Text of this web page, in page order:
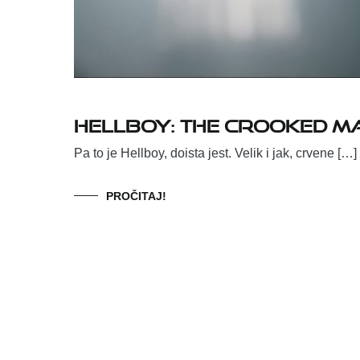
Hellboy: The Crooked
Pa to je Hellboy, doista jest. Velik i jak, crvene […]
PROČITAJ!